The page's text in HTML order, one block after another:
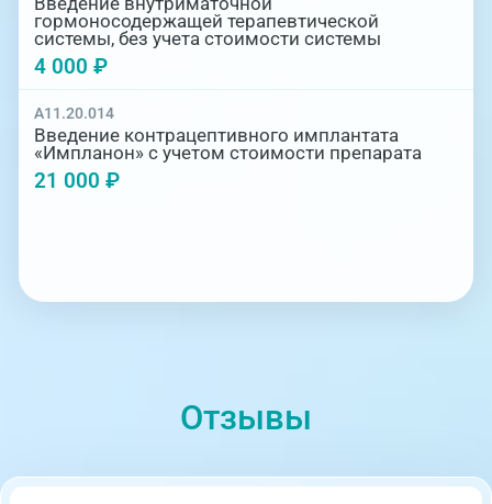
гормоносодержащей терапевтической
системы, без учета стоимости системы
4 000 ₽
A11.20.014
Введение контрацептивного имплантата
«Импланон» с учетом стоимости препарата
21 000 ₽
Отзывы